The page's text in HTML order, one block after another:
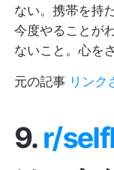
ない。携帯を持
今度やることが
ないこと。心を
元の記事 リンク
9.r/